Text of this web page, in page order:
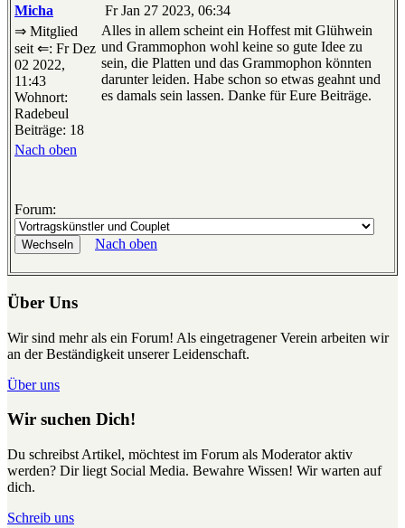
Micha
Fr Jan 27 2023, 06:34
⇒ Mitglied
seit ⇐: Fr Dez
02 2022,
11:43
Wohnort:
Radebeul
Beiträge: 18
Alles in allem scheint ein Hoffest mit Glühwein
und Grammophon wohl keine so gute Idee zu
sein, die Platten und das Grammophon könnten
darunter leiden. Habe schon so etwas geahnt und
es damals sein lassen. Danke für Eure Beiträge.
Nach oben
Forum:
Nach oben
Über Uns
Wir sind mehr als ein Forum! Als eingetragener Verein arbeiten wir
an der Beständigkeit unserer Leidenschaft.
Über uns
Wir suchen Dich!
Du schreibst Artikel, möchtest im Forum als Moderator aktiv
werden? Dir liegt Social Media. Bewahre Wissen! Wir warten auf
dich.
Schreib uns